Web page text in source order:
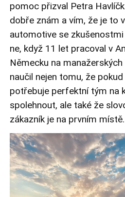
pomoc přizval Petra
dobře znám a vím, že je to
automotive se zkušenostmi
ne, když 11 let pracoval v
Německu na
naučil nejen tomu, že
potřebuje perfektní tým na
spolehnout, ale také že
zákazník je na prvním místě.